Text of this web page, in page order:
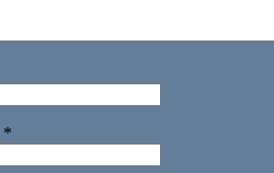
*